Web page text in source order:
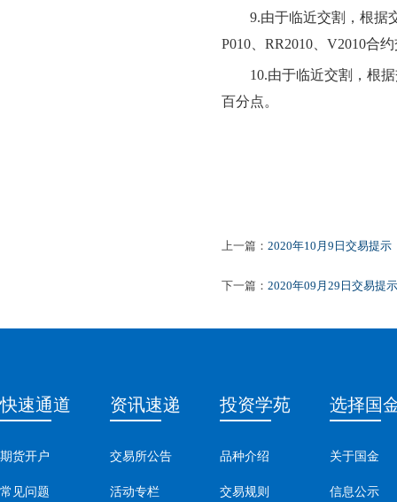
9.由于临近交割，根据
P010、RR2010、 V2010合
10.由于临近交割，根
百分点。
上一篇： 2020年10月9日交易提示
下一篇： 2020年09月29日交易提示
快速通道
期货开户
常见问题
资讯速递
交易所公告
活动专栏
投资学苑
品种介绍
交易规则
选择国
关于国金
信息公示